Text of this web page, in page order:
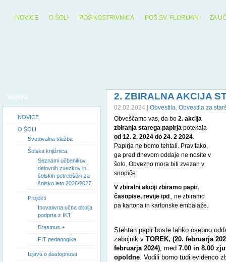
NOVICE O ŠOLI POŠ KOSTRIVNICA POŠ SV. FLORIJAN ZA
Vsebine
NOVICE
O ŠOLI
Svetovalna služba
Šolska knjižnica
Seznami učbenikov,
delovnih zvezkov in
šolskih potrebščin za
šolsko leto 2026/2027
Projekti
Inovativna učna okolja
podprta z IKT
Erasmus +
FIT pedagogika
Izjava o dostopnosti
2. ZBIRALNA AKCIJA
02.02.2024 | Obvestila, Obvestila za
Obveščamo vas, da bo 2. akcija
zbiranja starega papirja potekala
od 12. 2. 2024 do 24. 2 2024.
Papirja ne bomo tehtali. Prav tako,
ga pred dnevom oddaje ne nosite v
šolo. Obvezno mora biti zvezan v
snopiče.
V zbiralni akciji zbiramo papir,
časopise, revije ipd ., ne zbiramo
pa kartona in kartonske embalaže.
Stehtan papir boste lahko osebno
zabojnik v TOREK, (20. februarja
februarja 2024), med 7.00 in 8.00
opoldne. Vodili bomo tudi evidenco